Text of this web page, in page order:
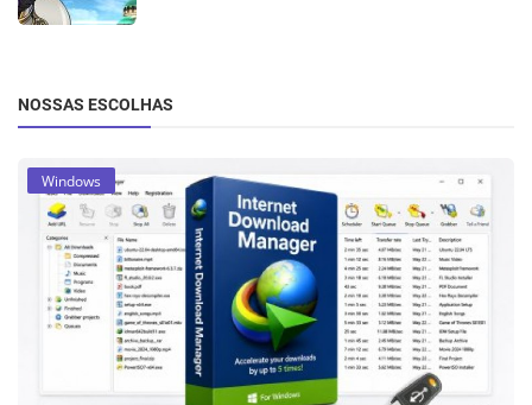
NOSSAS ESCOLHAS
Windows